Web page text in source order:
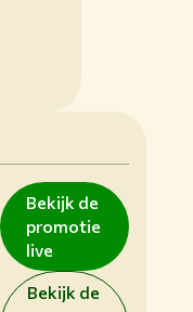
Bekijk de
promotie
live
Bekijk de